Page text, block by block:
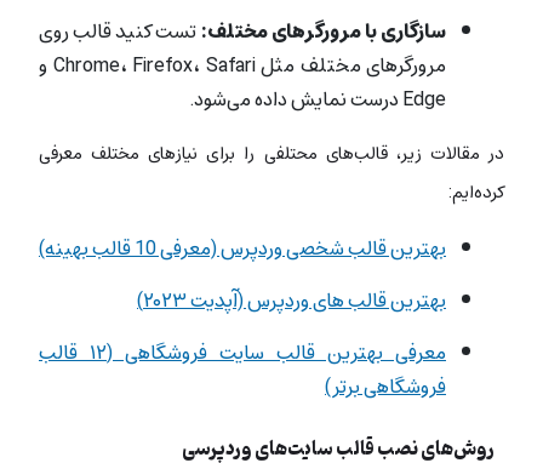
سازگاری با مرورگرهای مختلف:تست کنید قالب روی
مرورگرهای مختلف مثل Chrome، Firefox، Safari و
Edge درست نمایش داده می‌شود.
در مقالات زیر، قالب‌های محتلفی را برای نیازهای مختلف معرفی
کرده‌ایم:
بهترین قالب شخصی وردپرس (معرفی 10 قالب بهینه)
بهترین‌ قالب های وردپرس (آپدیت ۲۰۲۳)
معرفی بهترین قالب سایت فروشگاهی (۱۲ قالب
فروشگاهی برتر)
روش‌های نصب قالب سایت‌های وردپرسی